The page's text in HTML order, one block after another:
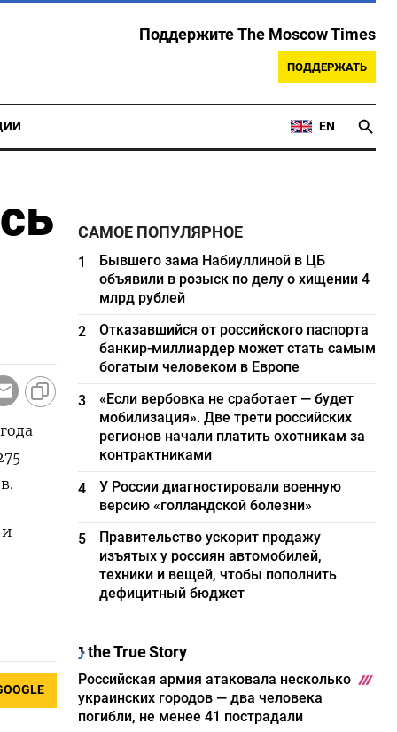
Поддержите The Moscow Times
ПОДДЕРЖАТЬ
EN
САМОЕ ПОПУЛЯРНОЕ
1
Бывшего зама Набиуллиной в ЦБ
объявили в розыск по делу о хищении 4
млрд рублей
2
Отказавшийся от российского паспорта
банкир-миллиардер может стать самым
богатым человеком в Европе
3
«Если вербовка не сработает — будет
мобилизация». Две трети российских
регионов начали платить охотникам за
контрактниками
4
У России диагностировали военную
версию «голландской болезни»
5
Правительство ускорит продажу
изъятых у россиян автомобилей,
техники и вещей, чтобы пополнить
дефицитный бюджет